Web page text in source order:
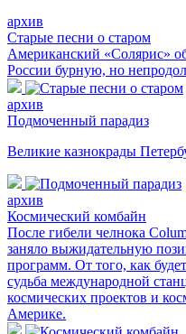
архив
Старые песни о старом
Американский «Солярис»
России бурную, но
архив
Подмоченный парадиз
Великие казнокрады
архив
Космический комбайн
После гибели челнока
заняло выжидательную
программ. От того, как
судьба международной
космических проектов и
Америке.